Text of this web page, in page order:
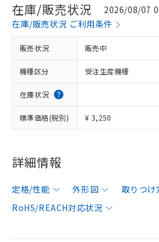
在庫/販売状況
2026/08/07
在庫/販売状況 ご利用条件
販売状況 販売中
機種区分 受注生産機種
在庫状況
標準価格(税別) ¥ 3,250
詳細情報
定格/性能 外形図 取りつけ
RoHS/REACH対応状況